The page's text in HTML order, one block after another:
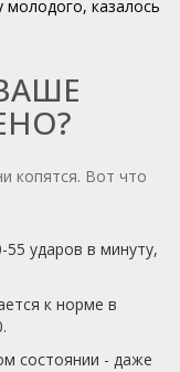
молодого, казалось
копятся. Вот что
55 ударов в минуту,
к норме в
состоянии - даже